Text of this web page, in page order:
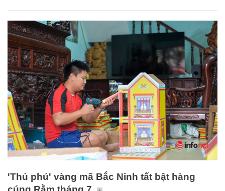
'Thủ phủ' vàng mã Bắc Ninh tất bật hàng